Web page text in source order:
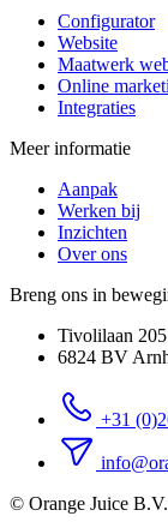
Configurator
Website
Maatwerk
Online
Integraties
Meer informatie
Aanpak
Werken bij
Inzichten
Over ons
Breng ons in
Tivolilaan 205
6824 BV
+31
© Orange Juice